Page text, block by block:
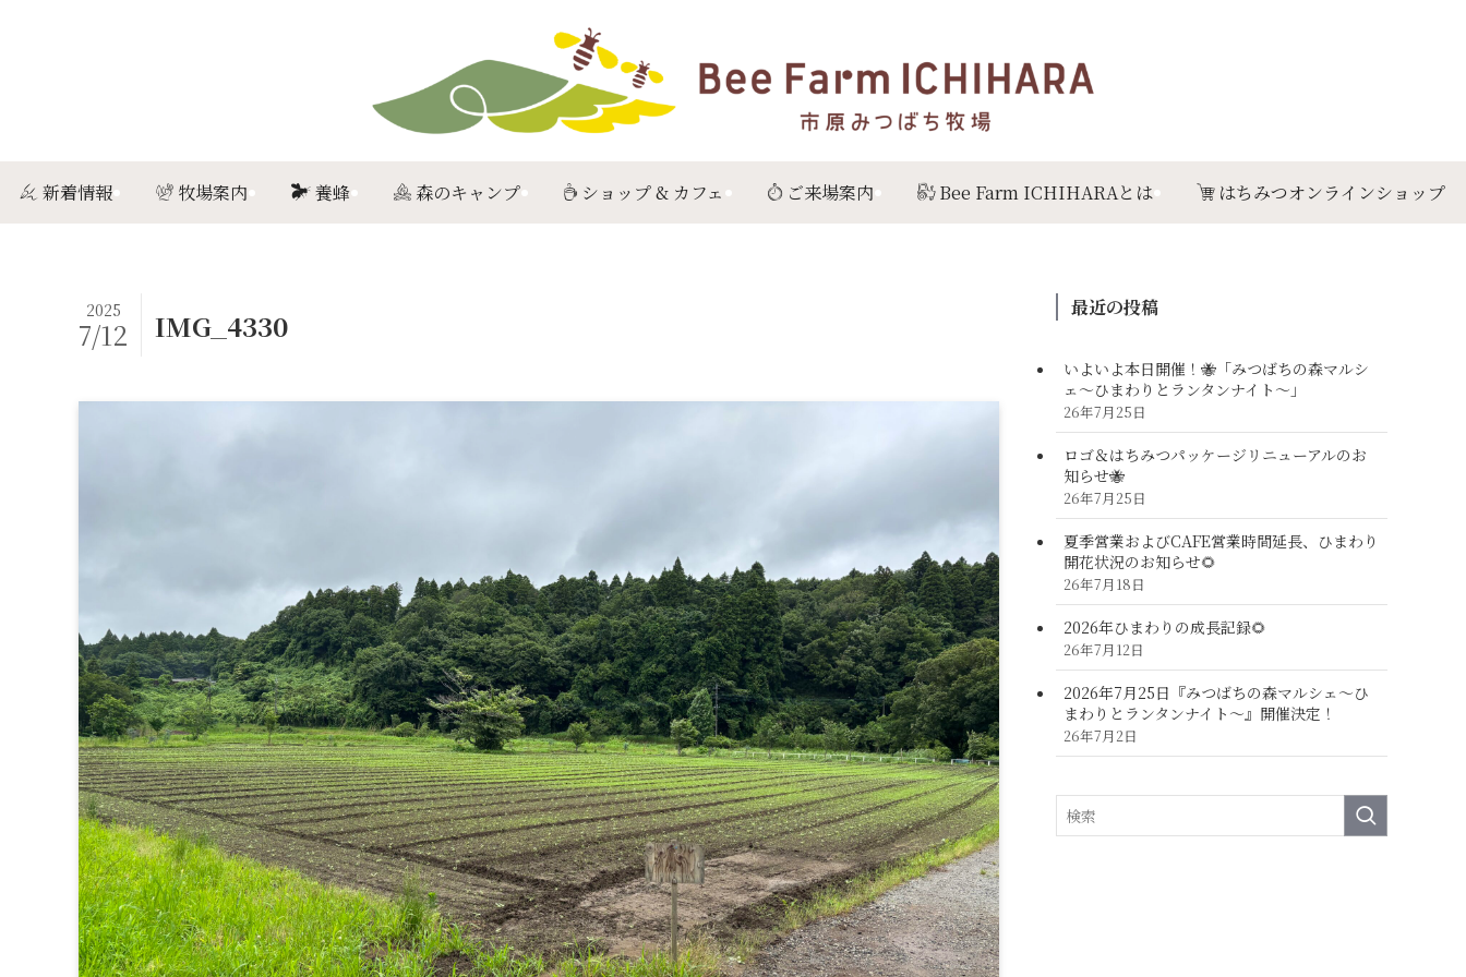
新着情報 牧場案内 養蜂 森のキャンプ ショップ & カフェ ご来場案内 Bee Farm ICHIHARAとは はちみつオンラインショップ
IMG_4330
2025
7/12
最近の投稿
いよいよ本日開催！🐝「みつばちの森マルシ
ェ〜ひまわりとランタンナイト〜」
26年7月25日
ロゴ＆はちみつパッケージリニューアルのお
知らせ🐝
26年7月25日
夏季営業およびCAFE営業時間延長、ひまわり
開花状況のお知らせ🌻
26年7月18日
2026年ひまわりの成長記録🌻
26年7月12日
2026年7月25日『みつばちの森マルシェ～ひ
まわりとランタンナイト～』開催決定！
26年7月2日